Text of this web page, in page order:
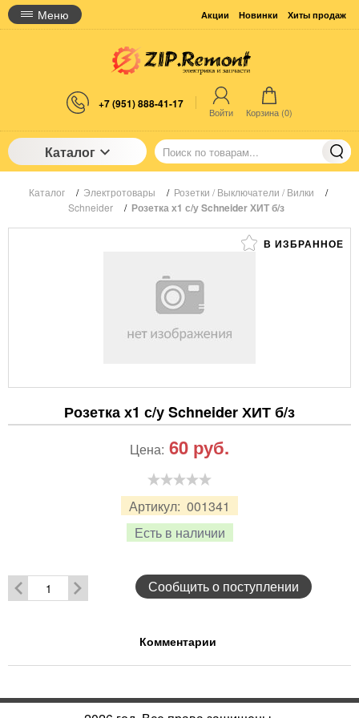
Меню Акции Новинки Хиты продаж
+7 (951) 888-41-17
Войти Корзина (0)
Каталог
Каталог / Электротовары / Розетки / Выключатели / Вилки
/
Schneider
/ Розетка х1 с/у Schneider ХИТ б/з
В ИЗБРАННОЕ
Розетка х1 с/у Schneider ХИТ б/з
Артикул: 001341
Есть в наличии
Цена: 60 руб.
Сообщить о поступлении
Комментарии